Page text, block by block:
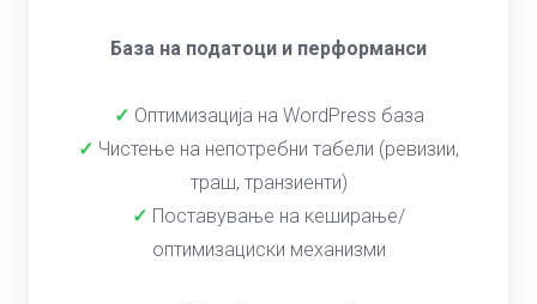
База на податоци и перформанси
✓ Оптимизација на WordPress база
✓ Чистење на непотребни табели (ревизии,
траш, транзиенти)
✓ Поставување на кеширање/
оптимизациски механизми